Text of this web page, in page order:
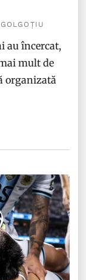
au încercat,
mult de
organizată